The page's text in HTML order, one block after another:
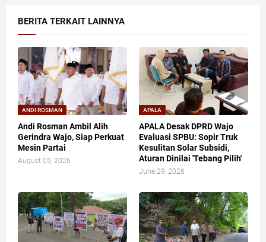
BERITA TERKAIT LAINNYA
ANDI ROSMAN
Andi Rosman Ambil Alih
Gerindra Wajo, Siap Perkuat
Mesin Partai
August 05, 2026
APALA
APALA Desak DPRD Wajo
Evaluasi SPBU: Sopir Truk
Kesulitan Solar Subsidi,
Aturan Dinilai 'Tebang Pilih'
June 29, 2026